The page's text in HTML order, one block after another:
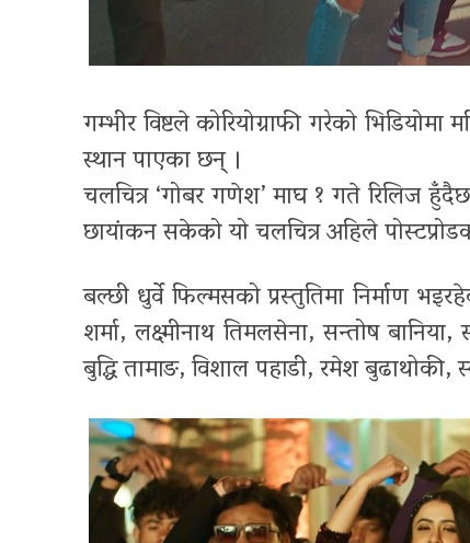
गम्भीर विष्टले कोरियोग्राफी गरेको भिडियोमा
स्थान पाएका छन् ।
चलचित्र ‘गोबर गणेश’ माघ १ गते रिलिज
छायांकन सकेको यो चलचित्र अहिले
बल्छी धुर्वे फिल्मसको प्रस्तुतिमा निर्माण
शर्मा, लक्ष्मीनाथ तिमलसेना, सन्तोष
बुद्धि तामाङ, विशाल पहाडी, रमेश